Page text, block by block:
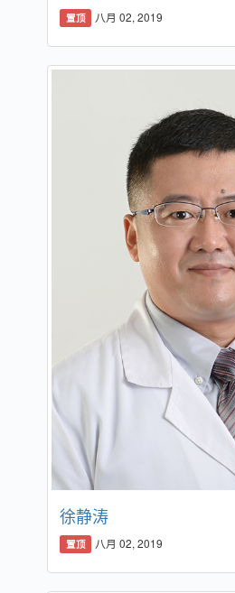
置顶 八月 02, 2019
徐静涛
置顶 八月 02, 2019